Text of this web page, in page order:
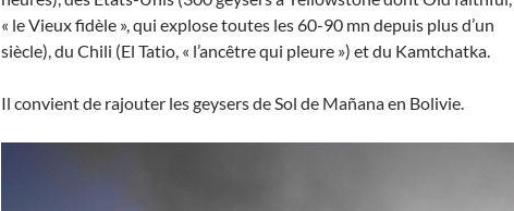
« le Vieux fidèle », qui explose toutes les 60-90 mn depuis plus d’un
siècle), du Chili (El Tatio, « l’ancêtre qui pleure ») et du Kamtchatka.
Il convient de rajouter les geysers de Sol de Mañana en Bolivie.